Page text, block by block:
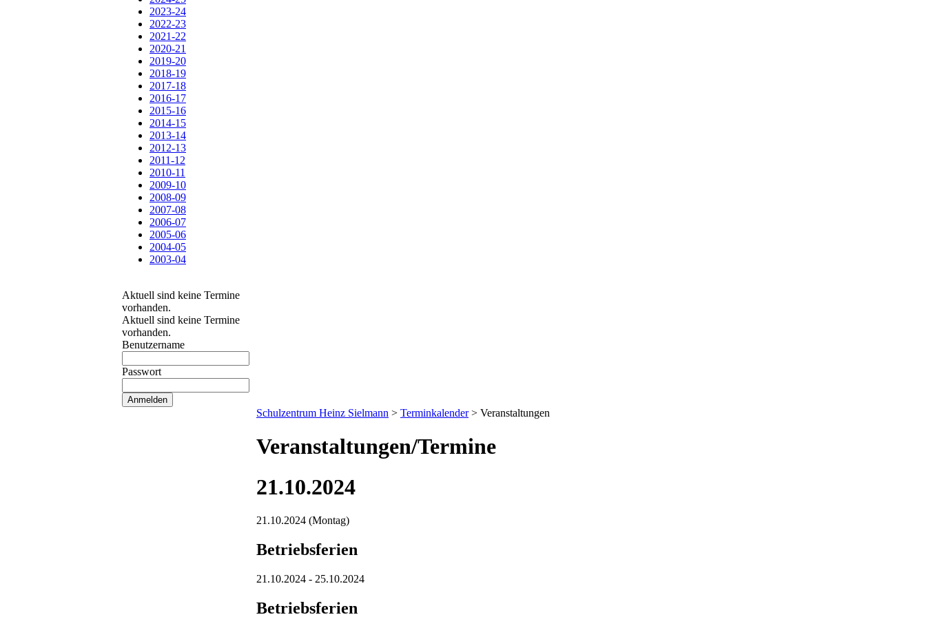
2023-24
2022-23
2021-22
2020-21
2019-20
2018-19
2017-18
2016-17
2015-16
2014-15
2013-14
2012-13
2011-12
2010-11
2009-10
2008-09
2007-08
2006-07
2005-06
2004-05
2003-04
Aktuell sind keine Termine
vorhanden.
Aktuell sind keine Termine
vorhanden.
Benutzername
Passwort
Schulzentrum Heinz Sielmann > Terminkalender> Veranstaltungen
Veranstaltungen/Termine
21.10.2024
21.10.2024 (Montag)
Betriebsferien
21.10.2024 - 25.10.2024
Betriebsferien